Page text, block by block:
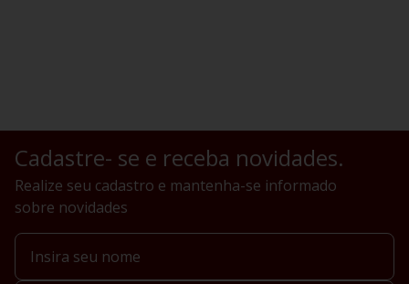
Cadastre- se e receba novidades.
Realize seu cadastro e mantenha-se informado
sobre novidades